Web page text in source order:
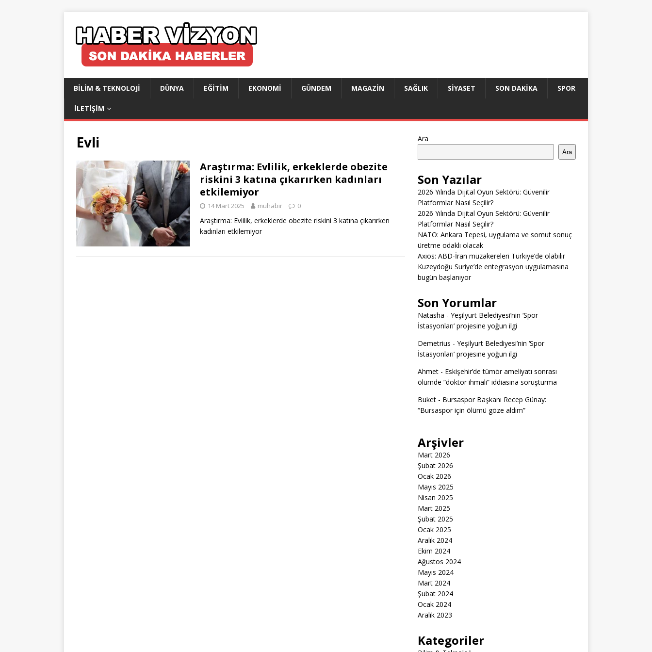
BILIM & TEKNOLOJI DÜNYA EĞITIM EKONOMI GÜNDEM MAGAZIN SAĞLIK SIYASET SON DAKIKA SPOR
İLETIŞIM
Evli
Araştırma: Evlilik, erkeklerde obezite
riskini 3 katına çıkarırken kadınları
etkilemiyor
14 Mart 2025 muhabir 0
Araştırma: Evlilik, erkeklerde obezite riskini 3 katına çıkarırken
kadınları etkilemiyor
Ara
Ara
Son Yazılar
2026 Yılında Dijital Oyun Sektörü: Güvenilir
Platformlar Nasıl Seçilir?
2026 Yılında Dijital Oyun Sektörü: Güvenilir
Platformlar Nasıl Seçilir?
NATO: Ankara Tepesi, uygulama ve somut sonuç
üretme odaklı olacak
Axios: ABD-İran müzakereleri Türkiye’de olabilir
Kuzeydoğu Suriye’de entegrasyon uygulamasına
bugün başlanıyor
Son Yorumlar
Natasha - Yeşilyurt Belediyesi’nin ‘Spor
İstasyonları’ projesine yoğun ilgi
Demetrius - Yeşilyurt Belediyesi’nin ‘Spor
İstasyonları’ projesine yoğun ilgi
Ahmet- Eskişehir’de tümör ameliyatı sonrası
ölümde “doktor ihmali” iddiasına soruşturma
Buket- Bursaspor Başkanı Recep Günay:
“Bursaspor için ölümü göze aldım”
Arşivler
Mart 2026
Şubat 2026
Ocak 2026
Mayıs 2025
Nisan 2025
Mart 2025
Şubat 2025
Ocak 2025
Aralık 2024
Ekim 2024
Ağustos 2024
Mayıs 2024
Mart 2024
Şubat 2024
Ocak 2024
Aralık 2023
Kategoriler